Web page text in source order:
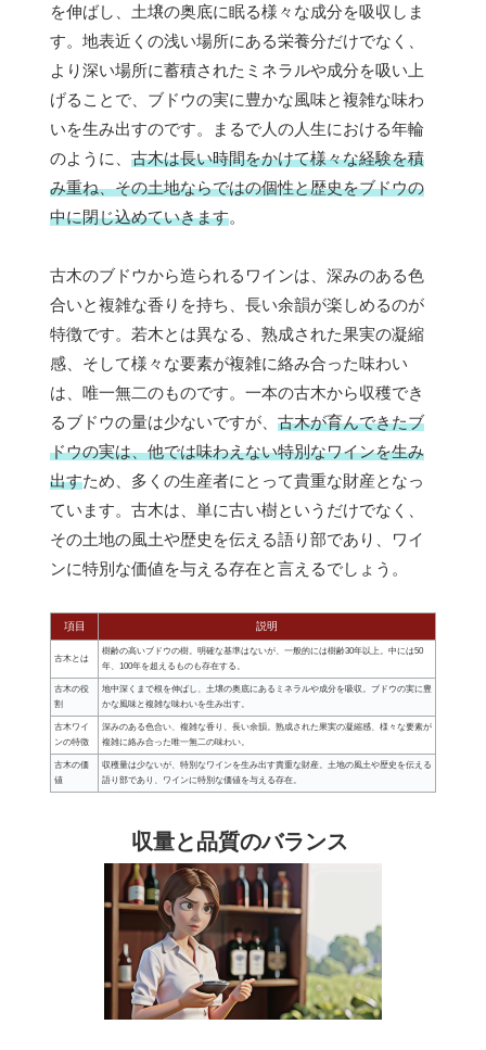
を伸ばし、土壌の奥底に眠る様々な成分を吸収しま
す。地表近くの浅い場所にある栄養分だけでなく、
より深い場所に蓄積されたミネラルや成分を吸い上
げることで、ブドウの実に豊かな風味と複雑な味わ
いを生み出すのです。まるで人の人生における年輪
のように、 古木は長い時間をかけて様々な経験を積
み重ね、その土地ならではの個性と歴史をブドウの
中に閉じ込めていきます。
古木のブドウから造られるワインは、深みのある色
合いと複雑な香りを持ち、長い余韻が楽しめるのが
特徴です。若木とは異なる、熟成された果実の凝縮
感、そして様々な要素が複雑に絡み合った味わい
は、唯一無二のものです。一本の古木から収穫でき
るブドウの量は少ないですが、 古木が育んできたブ
ドウの実は、他では味わえない特別なワインを生み
出すため、多くの生産者にとって貴重な財産となっ
ています。古木は、単に古い樹というだけでなく、
その土地の風土や歴史を伝える語り部であり、ワイ
ンに特別な価値を与える存在と言えるでしょう。
項目 説明
古木とは
樹齢の高いブドウの樹。明確な基準はないが、一般的には樹齢30年以上。中には50
年、100年を超えるものも存在する。
古木の役
割
地中深くまで根を伸ばし、土壌の奥底にあるミネラルや成分を吸収。ブドウの実に豊
かな風味と複雑な味わいを生み出す。
古木ワイ
ンの特徴
深みのある色合い、複雑な香り、長い余韻。熟成された果実の凝縮感、様々な要素が
複雑に絡み合った唯一無二の味わい。
古木の価
値
収穫量は少ないが、特別なワインを生み出す貴重な財産。土地の風土や歴史を伝える
語り部であり、ワインに特別な価値を与える存在。
収量と品質のバランス